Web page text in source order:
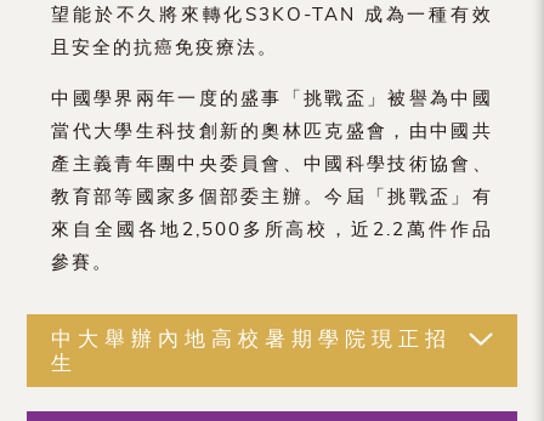
望能於不久將來轉化S3KO-TAN 成為一種有效
且安全的抗癌免疫療法。
中國學界兩年一度的盛事「挑戰盃」被譽為中國
當代大學生科技創新的奧林匹克盛會，由中國共
產主義青年團中央委員會、中國科學技術協會、
教育部等國家多個部委主辦。今屆「挑戰盃」有
來自全國各地2,500多所高校，近2.2萬件作品
參賽。
中大舉辦內地高校暑期學院現正招
生